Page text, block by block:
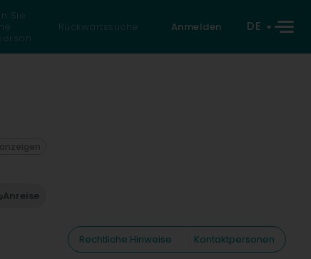
Sie
Rückwärtssuche Anmelden DE
Anreise
Rechtliche Hinweise
Kontaktpersonen